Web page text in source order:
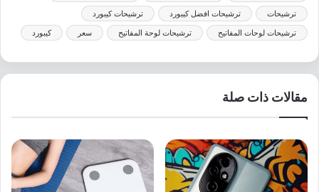
ترشيحات
ترشيحات افضل كيبورد
ترشيحات كيبورد
ترشيحات لوحات المفاتيح
ترشيحات لوحة المفاتيح سعر كيبورد
مقالات ذات صلة